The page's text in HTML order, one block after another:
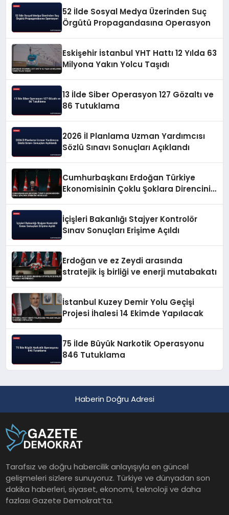
52 İlde Sosyal Medya Üzerinden Suç
Örgütü Propagandasına Operasyon
Eskişehir İstanbul YHT Hattı 12 Yılda 63
Milyona Yakın Yolcu Taşıdı
13 İlde Siber Operasyon 127 Gözaltı ve
86 Tutuklama
2026 İl Planlama Uzman Yardımcısı
Sözlü Sınavı Sonuçları Açıklandı
Cumhurbaşkanı Erdoğan Türkiye
Ekonomisinin Çoklu Şoklara Direncini
İçişleri Bakanlığı Stajyer Kontrolör
Sınav Sonuçları Erişime Açıldı
Erdoğan ve ez Zeydi arasında
stratejik iş birliği ve enerji mutabakatı
İstanbul Kuzey Demir Yolu Geçişi
Projesi İhalesi 14 Ekimde Yapılacak
75 İlde Büyük Narkotik Operasyonu
846 Tutuklama
Haberin Doğru Adresi
Tarafsız ve doğru habercilik anlayışıyla en güncel
gelişmeleri sizlere sunuyoruz. Türkiye ve dünyadan son
dakika haberleri, siyaset, ekonomi, teknoloji ve daha
fazlası Gazete Demokrat’ta.